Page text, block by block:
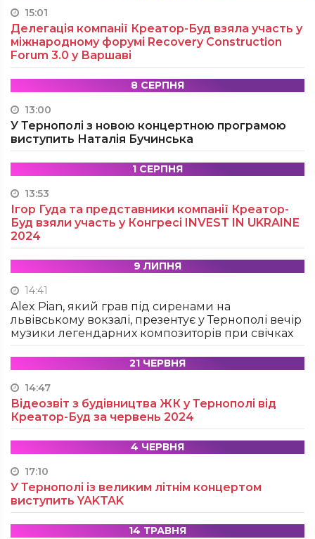
15:01
Делегація компанії Креатор-Буд взяла участь у
міжнародному форумі Recovery Construction
Forum 3.0 у Варшаві
8 СЕРПНЯ
13:00
У Тернополі з новою концертною програмою
виступить Наталія Бучинська
1 СЕРПНЯ
13:53
Ігор Гуда та представники компанії Креатор-
Буд взяли участь у Конгресі INVEST IN UKRAINE
2024
9 ЛИПНЯ
14:41
Alex Pian, який грав під сиренами на
львівському вокзалі, презентує у Тернополі вечір
музики легендарних композиторів при свічках
21 ЧЕРВНЯ
14:47
Відеозвіт з будівництва ЖК у Тернополі від
Креатор-Буд за червень 2024
4 ЧЕРВНЯ
17:10
У Тернополі із великим літнім концертом
виступить YAKTAK
14 ТРАВНЯ